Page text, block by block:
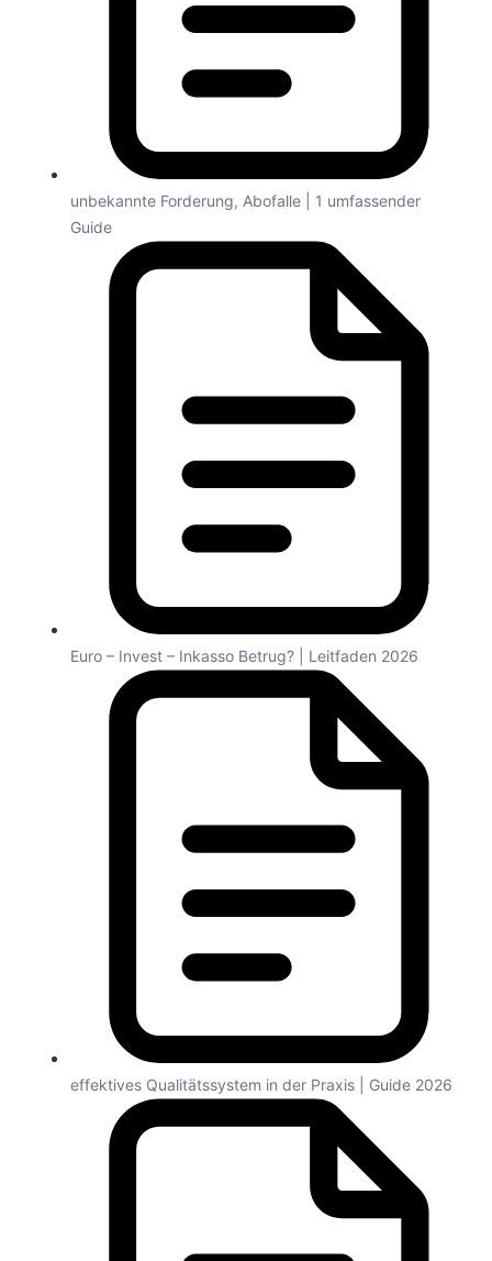
unbekannte Forderung, Abofalle | 1 umfassender
Guide
Euro – Invest – Inkasso Betrug? | Leitfaden 2026
effektives Qualitätssystem in der Praxis | Guide 2026